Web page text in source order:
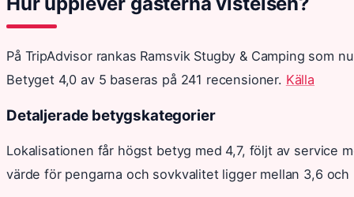
På TripAdvisor rankas Ramsvik Stugby & Camping som
Betyget 4,0 av 5 baseras på 241 recensioner. Källa
Detaljerade betygskategorier
Lokalisationen får högst betyg med 4,7, följt av service
värde för pengarna och sovkvalitet ligger mellan 3,6 och